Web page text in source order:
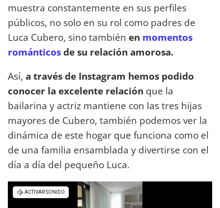
muestra constantemente en sus perfiles
públicos, no solo en su rol como padres de
Luca Cubero, sino también en momentos
románticosde su relación amorosa.
Así, a través de Instagram hemos podido
conocer la excelente relación que la
bailarina y actriz mantiene con las tres hijas
mayores de Cubero, también podemos ver la
dinámica de este hogar que funciona como el
de una familia ensamblada y divertirse con el
día a día del pequeño Luca.